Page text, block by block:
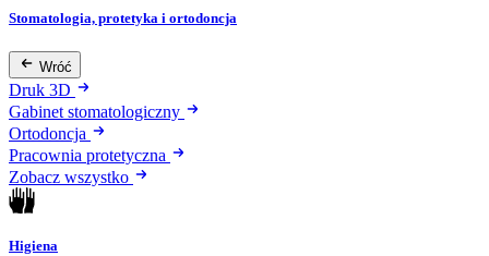
Stomatologia, protetyka i ortodoncja
Wróć
Druk 3D
Gabinet stomatologiczny
Ortodoncja
Pracownia protetyczna
Zobacz wszystko
Higiena